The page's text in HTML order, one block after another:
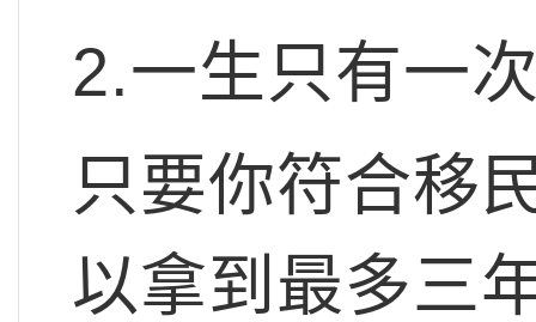
2.一生只有一
只要你符合移
以拿到最多三